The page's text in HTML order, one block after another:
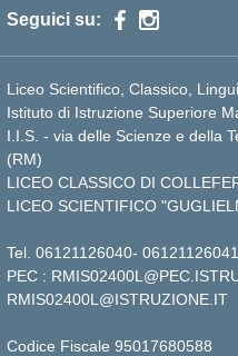
Seguici su:
Liceo Scientifico, Classico,
Istituto di Istruzione Superiore
I.I.S. - via delle Scienze e della
(RM)
LICEO CLASSICO DI
LICEO SCIENTIFICO
Tel. 06121126040- 06121126041
PEC :
RMIS02400L@ISTRUZIONE.IT
Codice Fiscale 95017680588